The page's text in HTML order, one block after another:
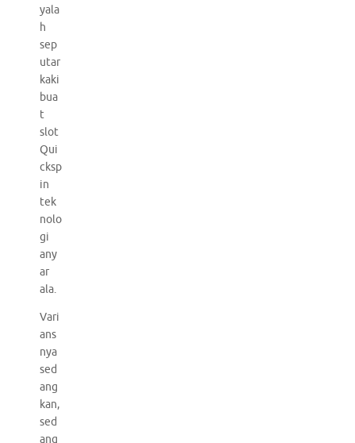
yala
h
sep
utar
kaki
bua
t
slot
Qui
cksp
in
tek
nolo
gi
any
ar
ala.
Vari
ans
nya
sed
ang
kan,
sed
ang